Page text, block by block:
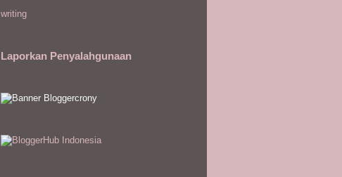
writing
Laporkan Penyalahgunaan